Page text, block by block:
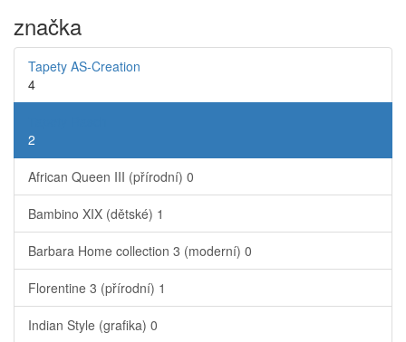
značka
Tapety AS-Creation
4
2
African Queen III (přírodní) 0
Bambino XIX (dětské) 1
Barbara Home collection 3 (moderní) 0
Florentine 3 (přírodní) 1
Indian Style (grafika) 0